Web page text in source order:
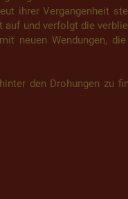
ihrer Vergangenheit
und verfolgt die
neuen Wendungen,
den Drohungen zu